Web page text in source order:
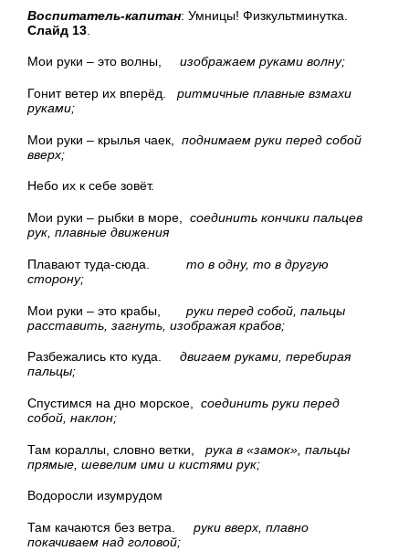
Воспитатель-капитан: Умницы! Физкультминутка.
Слайд 13
Мои руки – это волны, изображаем руками волну;
Гонит ветер их вперёд. ритмичные плавные взмахи
руками;
Мои руки – крылья чаек, поднимаем руки перед собой
вверх;
Небо их к себе зовёт.
Мои руки – рыбки в море, соединить кончики пальцев
рук, плавные движения
Плавают туда-сюда. то в одну, то в другую
сторону;
Мои руки – это крабы, руки перед собой, пальцы
расставить, загнуть, изображая крабов;
Разбежались кто куда. двигаем руками, перебирая
пальцы;
Спустимся на дно морское, соединить руки перед
собой, наклон;
Там кораллы, словно ветки, рука в «замок», пальцы
прямые, шевелим ими и кистями рук;
Водоросли изумрудом
Там качаются без ветра. руки вверх, плавно
покачиваем над головой;